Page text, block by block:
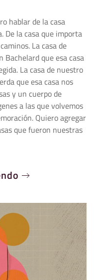
hablar de la casa
De la casa que importa
La casa de
que esa casa
La casa de nuestro
que esa casa nos
y un cuerpo de
a las que volvemos
Quiero agregar
que fueron nuestras